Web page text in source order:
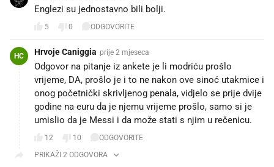
Englezi su jednostavno bili bolji.
5 0 ODGOVORITE
HC Hrvoje Caniggia prije 2 mjeseca
Odgovor na pitanje iz ankete je li modriću prošlo
vrijeme, DA, prošlo je i to ne nakon ove sinoć utakmice i
onog početnički skrivljenog penala, vidjelo se prije dvije
godine na euru da je njemu vrijeme prošlo, samo si je
umislio da je Messi i da može stati s njim u rečenicu.
12 10
ODGOVORITE
PRIKAŽI 2 ODGOVORA